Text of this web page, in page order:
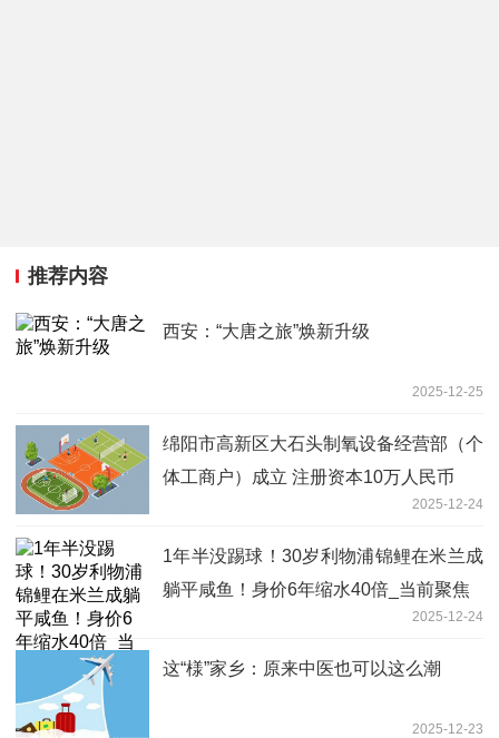
推荐内容
西安：“大唐之旅”焕新升级
2025-12-25
绵阳市高新区大石头制氧设备经营部（个
体工商户）成立 注册资本10万人民币
2025-12-24
1年半没踢球！30岁利物浦锦鲤在米兰成
躺平咸鱼！身价6年缩水40倍_当前聚焦
2025-12-24
这“様”家乡：原来中医也可以这么潮
2025-12-23